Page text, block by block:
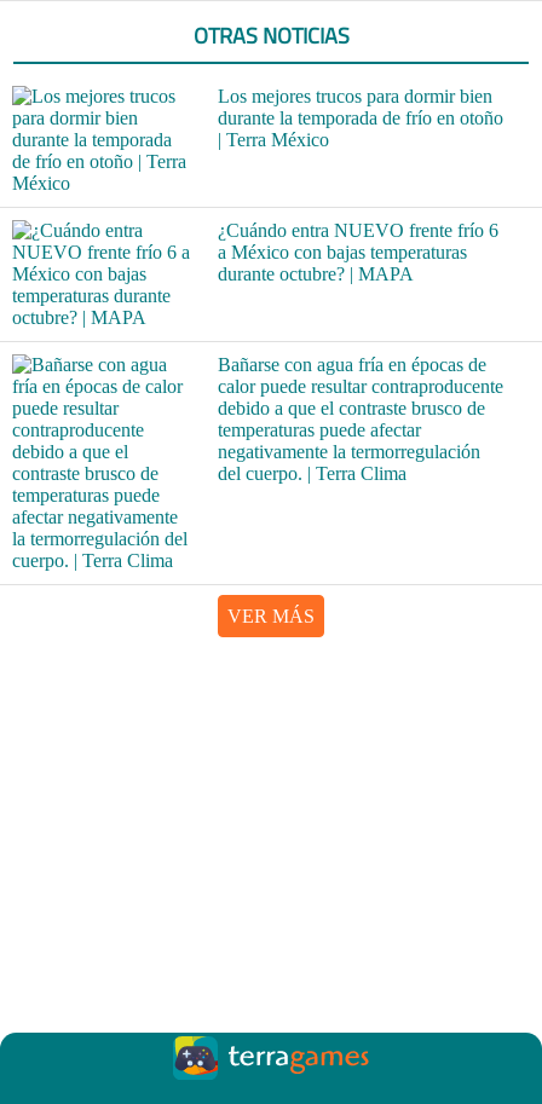
OTRAS NOTICIAS
Los mejores trucos para dormir bien
durante la temporada de frío en otoño
| Terra México
¿Cuándo entra NUEVO frente frío 6
a México con bajas temperaturas
durante octubre? | MAPA
Bañarse con agua fría en épocas de
calor puede resultar contraproducente
debido a que el contraste brusco de
temperaturas puede afectar
negativamente la termorregulación
del cuerpo. | Terra Clima
VER MÁS